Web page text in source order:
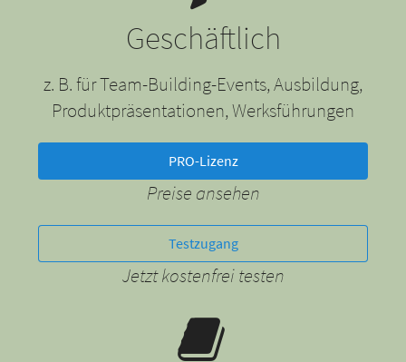
Geschäftlich
z. B. für Team-Building-Events, Ausbildung,
Produktpräsentationen, Werksführungen
PRO-Lizenz
Preise ansehen
Testzugang
Jetzt kostenfrei testen